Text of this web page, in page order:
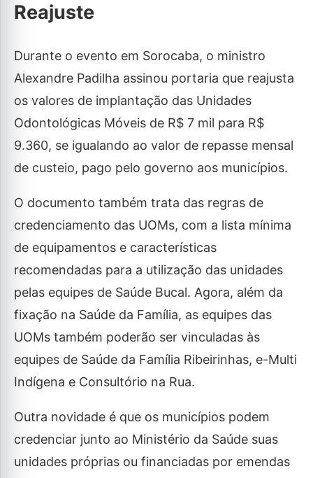
Reajuste
Durante o evento em Sorocaba, o ministro
Alexandre Padilha assinou portaria que reajusta
os valores de implantação das Unidades
Odontológicas Móveis de R$ 7 mil para R$
9.360, se igualando ao valor de repasse mensal
de custeio, pago pelo governo aos municípios.
O documento também trata das regras de
credenciamento das UOMs, com a lista mínima
de equipamentos e características
recomendadas para a utilização das unidades
pelas equipes de Saúde Bucal. Agora, além da
fixação na Saúde da Família, as equipes das
UOMs também poderão ser vinculadas às
equipes de Saúde da Família Ribeirinhas, e-Multi
Indígena e Consultório na Rua.
Outra novidade é que os municípios podem
credenciar junto ao Ministério da Saúde suas
unidades próprias ou financiadas por emendas